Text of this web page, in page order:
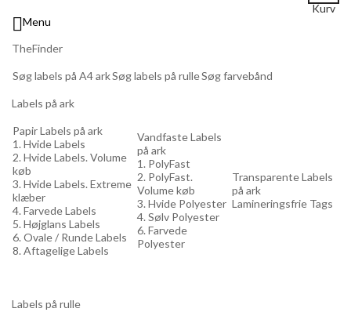
Kurv
Menu
TheFinder
Søg labels på A4 arkSøg labels på rulleSøg farvebånd
Labels på ark
Papir Labels på ark
1. Hvide Labels
2. Hvide Labels. Volume
køb
3. Hvide Labels. Extreme
klæber
4. Farvede Labels
5. Højglans Labels
6. Ovale / Runde Labels
8. Aftagelige Labels
Vandfaste Labels
på ark
1. PolyFast
2. PolyFast.
Volume køb
3. Hvide Polyester
4. Sølv Polyester
6. Farvede
Polyester
Transparente Labels
på ark
Lamineringsfrie Tags
Labels på rulle